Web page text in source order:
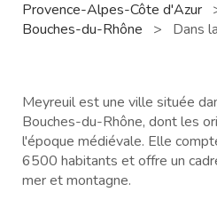
Provence-Alpes-Côte d'Azur
Bouches-du-Rhône
> Dans
Meyreuil est une ville située
Bouches-du-Rhône, dont les
l'époque médiévale. Elle
6500 habitants et offre un
mer et montagne.